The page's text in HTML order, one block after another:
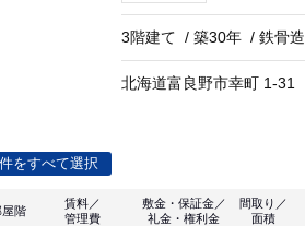
3階建て /築30年 /鉄骨造
北海道富良野市幸町 1-31
をすべて選択
屋階
賃料／
管理費
敷金・保証金／
礼金・権利金
間取り／
面積